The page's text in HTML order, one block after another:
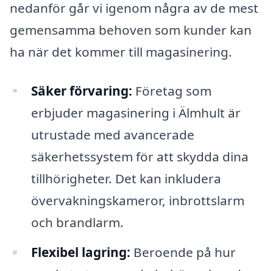
nedanför går vi igenom några av de mest
gemensamma behoven som kunder kan
ha när det kommer till magasinering.
Säker förvaring: Företag som
erbjuder magasinering i Älmhult är
utrustade med avancerade
säkerhetssystem för att skydda dina
tillhörigheter. Det kan inkludera
övervakningskameror, inbrottslarm
och brandlarm.
Flexibel lagring: Beroende på hur